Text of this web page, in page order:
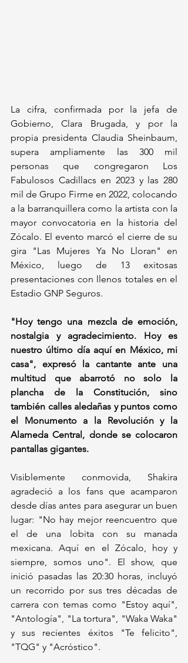
La cifra, confirmada por la jefa de
Gobierno, Clara Brugada, y por la
propia presidenta Claudia Sheinbaum,
supera ampliamente las 300 mil
personas que congregaron Los
Fabulosos Cadillacs en 2023 y las 280
mil de Grupo Firme en 2022, colocando
a la barranquillera como la artista con la
mayor convocatoria en la historia del
Zócalo. El evento marcó el cierre de su
gira "Las Mujeres Ya No Lloran" en
México, luego de 13 exitosas
presentaciones con llenos totales en el
Estadio GNP Seguros.
"Hoy tengo una mezcla de emoción,
nostalgia y agradecimiento. Hoy es
nuestro último día aquí en México, mi
casa", expresó la cantante ante una
multitud que abarrotó no solo la
plancha de la Constitución, sino
también calles aledañas y puntos como
el Monumento a la Revolución y la
Alameda Central, donde se colocaron
pantallas gigantes.
Visiblemente conmovida, Shakira
agradeció a los fans que acamparon
desde días antes para asegurar un buen
lugar: "No hay mejor reencuentro que
el de una lobita con su manada
mexicana. Aquí en el Zócalo, hoy y
siempre, somos uno". El show, que
inició pasadas las 20:30 horas, incluyó
un recorrido por sus tres décadas de
carrera con temas como "Estoy aquí",
"Antología", "La tortura", "Waka Waka"
y sus recientes éxitos "Te felicito",
"TQG" y "Acróstico".